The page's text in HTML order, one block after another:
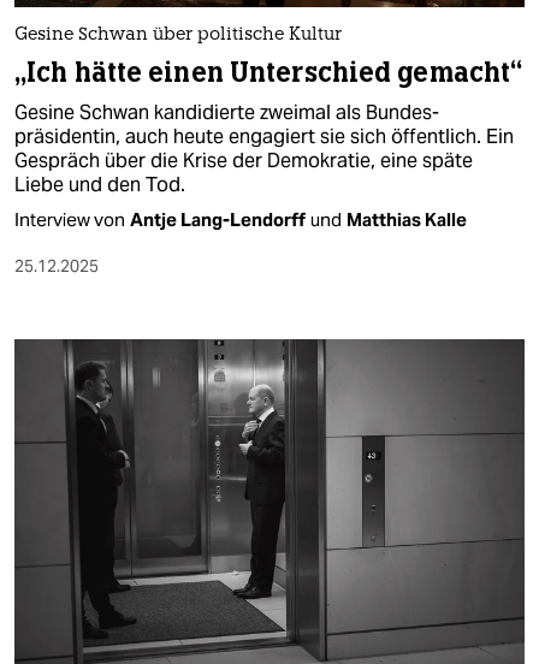
Gesine Schwan über politische Kultur
„Ich hätte einen Unterschied gemacht“
Gesine Schwan kandidierte zweimal als Bundes­
präsidentin, auch heute engagiert sie sich öffentlich. Ein
Gespräch über die Krise der Demokratie, eine späte
Liebe und den Tod.
Interview von Antje Lang-Lendorff und Matthias Kalle
25.12.2025